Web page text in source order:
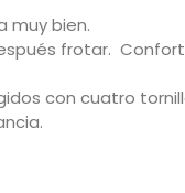
muy bien.
frotar.
con cuatro